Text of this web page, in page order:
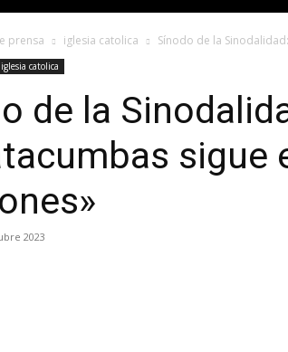
prensa iglesia catolica Sínodo de la
iglesia catolica
de la
sigue
2023